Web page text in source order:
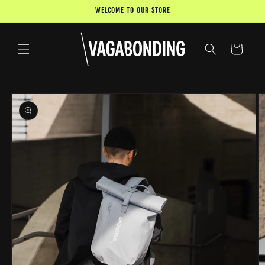
Inhalt
WELCOME TO OUR STORE
Warenkorb